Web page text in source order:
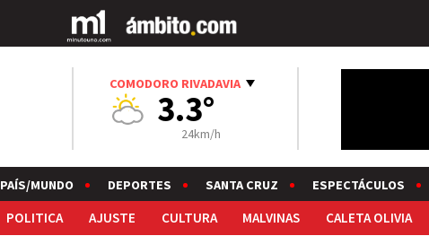
COMODORO RIVADAVIA
3.3°
24km/h
PAÍS/MUNDO DEPORTES SANTA CRUZ ESPECTÁCULOS
POLITICA AJUSTE CULTURA MALVINAS CALETA OLIVIA